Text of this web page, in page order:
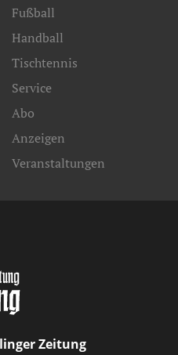
Fußball
Handball
Tischtennis
Service
Abo
Anzeigen
Veranstaltungen
Zeitung